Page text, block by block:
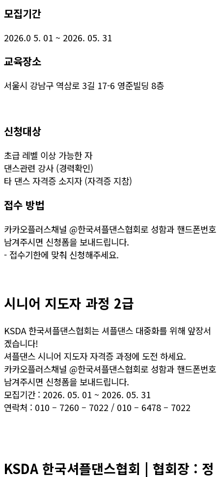
모집기간
2026.0 5. 01 ~ 2026. 05. 31
교육장소
서울시 강남구 역삼로 3길 17-6 영준빌딩 8층
신청대상
초급 레벨 이상 가능한 자
댄스관련 강사 (경력확인)
타 댄스 자격증 소지자 (자격증 지참)
접수 방법
카카오플러스채널 @한국셔플댄스협회로 성함과 핸드폰번호
남겨주시면 신청폼을 보내드립니다.
- 접수기한에 맞춰 신청해주세요.
시니어 지도자 과정 2급
KSDA 한국셔플댄스협회는 셔플댄스 대중화를 위해 앞장서
겠습니다!
셔플댄스 시니어 지도자 자격증 과정에 도전 하세요.
카카오플러스채널 @한국셔플댄스협회로 성함과 핸드폰번호
남겨주시면 신청폼을 보내드립니다.
모집기간 : 2026. 05. 01 ~ 2026. 05. 31
연락처 : 010 – 7260 – 7022 / 010 – 6478 – 7022
KSDA 한국셔플댄스협회 | 협회장 : 정